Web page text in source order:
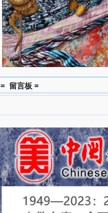
= 留言板 =